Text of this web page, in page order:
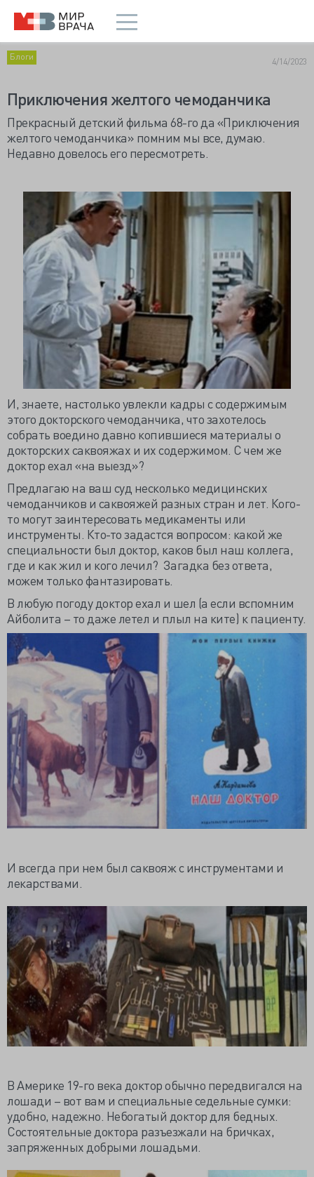
Блоги 4/14/2023
Приключения желтого чемоданчика
Прекрасный детский фильма 68-го да «Приключения
желтого чемоданчика» помним мы все, думаю.
Недавно довелось его пересмотреть.
И, знаете, настолько увлекли кадры с содержимым
этого докторского чемоданчика, что захотелось
собрать воедино давно копившиеся материалы о
докторских саквояжах и их содержимом. С чем же
доктор ехал «на выезд»?
Предлагаю на ваш суд несколько медицинских
чемоданчиков и саквояжей разных стран и лет. Кого-
то могут заинтересовать медикаменты или
инструменты. Кто-то задастся вопросом: какой же
специальности был доктор, каков был наш коллега,
где и как жил и кого лечил? Загадка без ответа,
можем только фантазировать.
В любую погоду доктор ехал и шел (а если вспомним
Айболита – то даже летел и плыл на ките) к пациенту.
И всегда при нем был саквояж с инструментами и
лекарствами.
В Америке 19-го века доктор обычно передвигался на
лошади – вот вам и специальные седельные сумки:
удобно, надежно. Небогатый доктор для бедных.
Состоятельные доктора разъезжали на бричках,
запряженных добрыми лошадьми.